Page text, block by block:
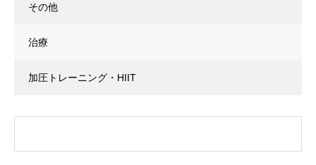
その他
治療
加圧トレーニング・HIIT